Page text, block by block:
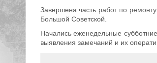
Завершена часть работ по
Большой Советской.
Начались еженедельные
выявления замечаний и их